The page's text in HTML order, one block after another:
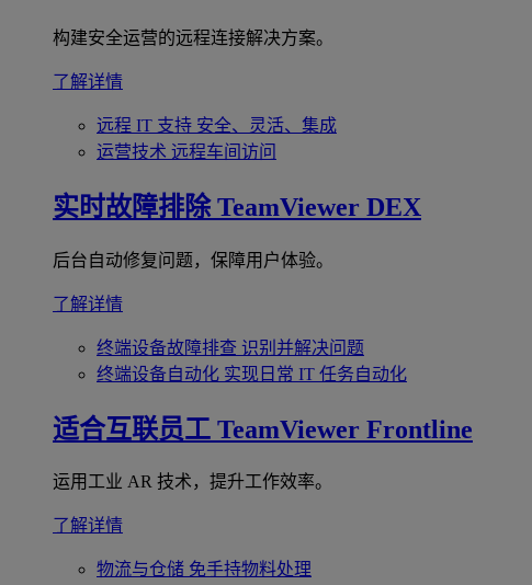
构建安全运营的远程连接解决方案。
了解详情
远程 IT 支持 安全、灵活、集成
运营技术 远程车间访问
实时故障排除 TeamViewer DEX
后台自动修复问题，保障用户体验。
了解详情
终端设备故障排查 识别并解决问题
终端设备自动化 实现日常 IT 任务自动化
适合互联员工 TeamViewer Frontline
运用工业 AR 技术，提升工作效率。
了解详情
物流与仓储 免手持物料处理